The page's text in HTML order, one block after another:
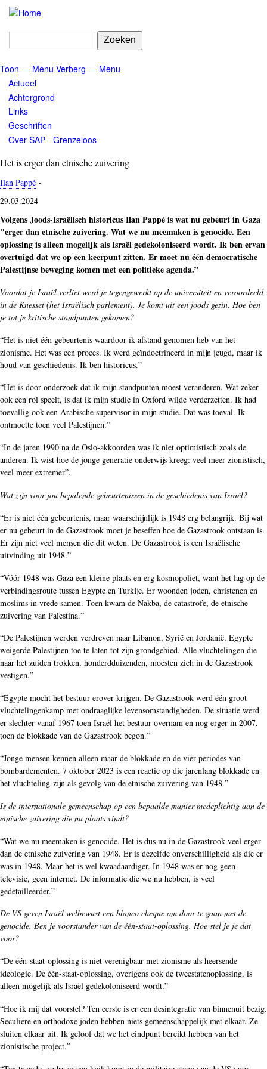
Overslaan
naar
gaan
Zoeken
Menu
Toon — Menu Verberg — Menu
Actueel
Achtergrond
Links
Geschriften
Over SAP - Grenzeloos
Het is erger dan etnische zuivering
Ilan Pappé -
29.03.2024
Volgens Joods-Israëlisch historicus Ilan Pappé is wat nu gebeurt in Gaza
"erger dan etnische zuivering. Wat we nu meemaken is genocide. Een
oplossing is alleen mogelijk als Israël gedekoloniseerd wordt. Ik ben ervan
overtuigd dat we op een keerpunt zitten. Er moet nu één democratische
Palestijnse beweging komen met een politieke agenda.”
Voordat je Israël verliet werd je tegengewerkt op de universiteit en veroordeeld
in de Knesset (het Israëlisch parlement). Je komt uit een joods gezin. Hoe ben
je tot je kritische standpunten gekomen?
“Het is niet één gebeurtenis waardoor ik afstand genomen heb van het
zionisme. Het was een proces. Ik werd geïndoctrineerd in mijn jeugd, maar ik
houd van geschiedenis. Ik ben historicus.”
“Het is door onderzoek dat ik mijn standpunten moest veranderen. Wat zeker
ook een rol speelt, is dat ik mijn studie in Oxford wilde verderzetten. Ik had
toevallig ook een Arabische supervisor in mijn studie. Dat was toeval. Ik
ontmoette toen veel Palestijnen.”
“In de jaren 1990 na de Oslo-akkoorden was ik niet optimistisch zoals de
anderen. Ik wist hoe de jonge generatie onderwijs kreeg: veel meer zionistisch,
veel meer extremer”.
Wat zijn voor jou bepalende gebeurtenissen in de geschiedenis van Israël?
“Er is niet één gebeurtenis, maar waarschijnlijk is 1948 erg belangrijk. Bij wat
er nu gebeurt in de Gazastrook moet je beseffen hoe de Gazastrook ontstaan is.
Er zijn niet veel mensen die dit weten. De Gazastrook is een Israëlische
uitvinding uit 1948.”
“Vóór 1948 was Gaza een kleine plaats en erg kosmopoliet, want het lag op de
verbindingsroute tussen Egypte en Turkije. Er woonden joden, christenen en
moslims in vrede samen. Toen kwam de Nakba, de catastrofe, de etnische
zuivering van Palestina.”
“De Palestijnen werden verdreven naar Libanon, Syrië en Jordanië. Egypte
weigerde Palestijnen toe te laten tot zijn grondgebied. Alle vluchtelingen die
naar het zuiden trokken, honderdduizenden, moesten zich in de Gazastrook
vestigen.”
“Egypte mocht het bestuur erover krijgen. De Gazastrook werd één groot
vluchtelingenkamp met ondraaglijke levensomstandigheden. De situatie werd
er slechter vanaf 1967 toen Israël het bestuur overnam en nog erger in 2007,
toen de blokkade van de Gazastrook begon.”
“Jonge mensen kennen alleen maar de blokkade en de vier periodes van
bombardementen. 7 oktober 2023 is een reactie op die jarenlang blokkade en
het vluchteling-zijn als gevolg van de etnische zuivering van 1948.”
Is de internationale gemeenschap op een bepaalde manier medeplichtig aan de
etnische zuivering die nu plaats vindt?
“Wat we nu meemaken is genocide. Het is dus nu in de Gazastrook veel erger
dan de etnische zuivering van 1948. Er is dezelfde onverschilligheid als die er
was in 1948. Maar het is wel kwaadaardiger. In 1948 was er nog geen
televisie, geen internet. De informatie die we nu hebben, is veel
gedetailleerder.”
De VS geven Israël welbewust een blanco cheque om door te gaan met de
genocide. Ben je voorstander van de één-staat-oplossing. Hoe stel je je dat
voor?
“De één-staat-oplossing is niet verenigbaar met zionisme als heersende
ideologie. De één-staat-oplossing, overigens ook de tweestatenoplossing, is
alleen mogelijk als Israël gedekoloniseerd wordt.”
“Hoe ik mij dat voorstel? Ten eerste is er een desintegratie van binnenuit bezig.
Seculiere en orthodoxe joden hebben niets gemeenschappelijk met elkaar. Ze
sluiten elkaar uit. Ik geloof dat we het eindpunt bereikt hebben van het
zionistische project.”